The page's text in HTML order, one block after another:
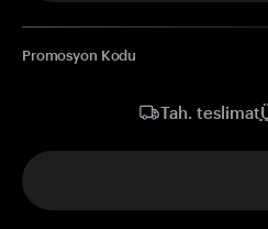
Promosyon Kodu
Tah. teslimat